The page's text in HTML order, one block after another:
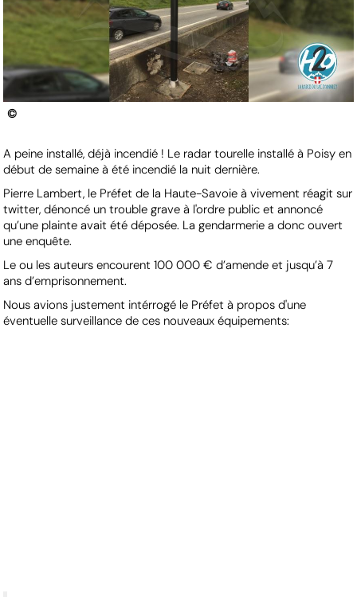
©
A peine installé, déjà incendié ! Le radar tourelle installé à Poisy en
début de semaine à été incendié la nuit dernière.
Pierre Lambert, le Préfet de la Haute-Savoie à vivement réagit sur
twitter, dénoncé un trouble grave à l'ordre public et annoncé
qu’une plainte avait été déposée. La gendarmerie a donc ouvert
une enquête.
Le ou les auteurs encourent 100 000 € d’amende et jusqu’à 7
ans d’emprisonnement.
Nous avions justement intérrogé le Préfet à propos d'une
éventuelle surveillance de ces nouveaux équipements: